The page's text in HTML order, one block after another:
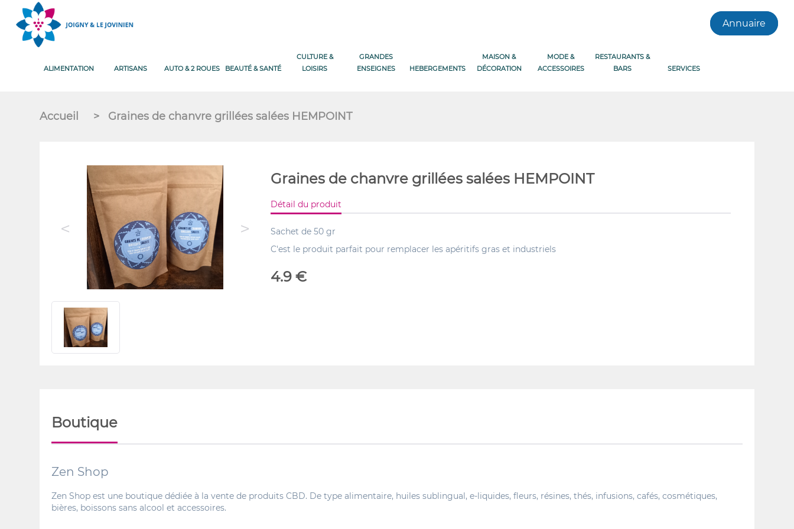
Annuaire
ALIMENTATION ARTISANS AUTO & 2 ROUES BEAUTÉ & SANTÉ
CULTURE &
LOISIRS
GRANDES
ENSEIGNES
HEBERGEMENTS
MAISON &
DÉCORATION
MODE &
ACCESSOIRES
RESTAURANTS &
BARS
SERVICES
Accueil > Graines de chanvre grillées salées HEMPOINT
< >
Graines de chanvre grillées salées HEMPOINT
Détail du produit
Sachet de 50 gr
C'est le produit parfait pour remplacer les apéritifs gras et industriels
4.9 €
Boutique
Zen Shop
Zen Shop est une boutique dédiée à la vente de produits CBD. De type alimentaire, huiles sublingual, e-liquides, fleurs, résines, thés, infusions, cafés, cosmétiques,
bières, boissons sans alcool et accessoires.